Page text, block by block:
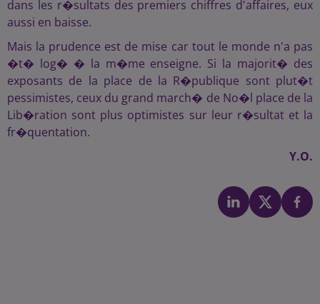
dans les r�sultats des premiers chiffres d'affaires, eux
aussi en baisse.
Mais la prudence est de mise car tout le monde n'a pas
�t� log� � la m�me enseigne. Si la majorit� des
exposants de la place de la R�publique sont plut�t
pessimistes, ceux du grand march� de No�l place de la
Lib�ration sont plus optimistes sur leur r�sultat et la
fr�quentation.
Y.O.